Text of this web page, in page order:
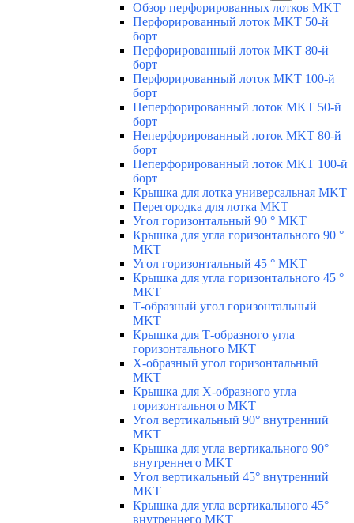
Обзор перфорированных лотков MKT
Перфорированный лоток MKT 50-й
борт
Перфорированный лоток MKT 80-й
борт
Перфорированный лоток MKT 100-й
борт
Неперфорированный лоток MKT 50-й
борт
Неперфорированный лоток MKT 80-й
борт
Неперфорированный лоток MKT 100-й
борт
Крышка для лотка универсальная MKT
Перегородка для лотка MKT
Угол горизонтальный 90 ° MKT
Крышка для угла горизонтального 90 °
MKT
Угол горизонтальный 45 ° MKT
Крышка для угла горизонтального 45 °
MKT
Т-образный угол горизонтальный
MKT
Крышка для Т-образного угла
горизонтального MKT
Х-образный угол горизонтальный
MKT
Крышка для Х-образного угла
горизонтального MKT
Угол вертикальный 90° внутренний
MKT
Крышка для угла вертикального 90°
внутреннего MKT
Угол вертикальный 45° внутренний
MKT
Крышка для угла вертикального 45°
внутреннего MKT